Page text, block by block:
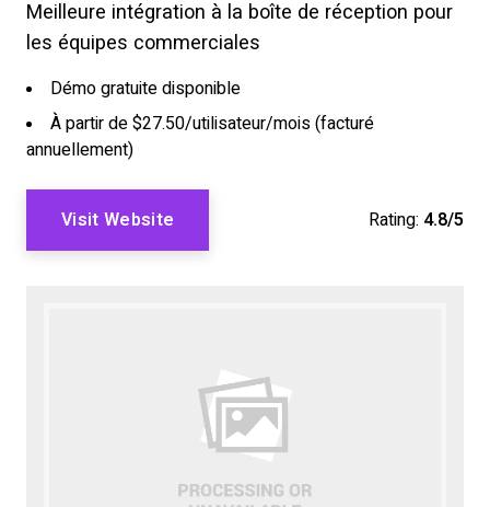
Meilleure intégration à la boîte de réception pour
les équipes commerciales
Démo gratuite disponible
À partir de $27.50/utilisateur/mois (facturé
annuellement)
Visit Website Rating: 4.8/5